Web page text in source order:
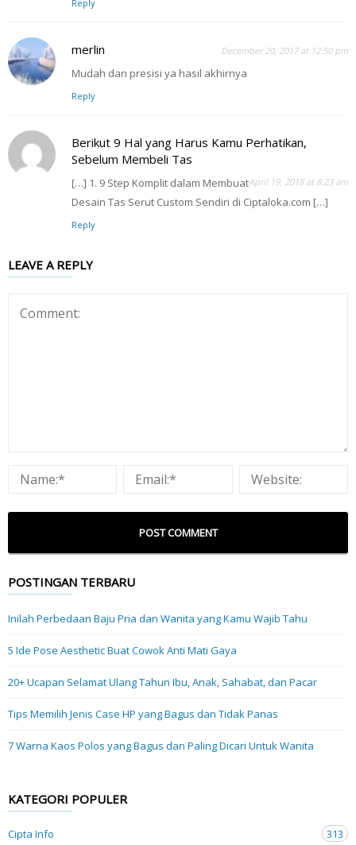
Reply
merlin December 20, 2017 at 12:50 pm
Mudah dan presisi ya hasil akhirnya
Reply
Berikut 9 Hal yang Harus Kamu Perhatikan,
Sebelum Membeli Tas
April 19, 2018 at 8:23 am
[…] 1. 9 Step Komplit dalam Membuat
Desain Tas Serut Custom Sendiri di Ciptaloka.com […]
Reply
LEAVE A REPLY
POSTINGAN TERBARU
Inilah Perbedaan Baju Pria dan Wanita yang Kamu Wajib Tahu
5 Ide Pose Aesthetic Buat Cowok Anti Mati Gaya
20+ Ucapan Selamat Ulang Tahun Ibu, Anak, Sahabat, dan Pacar
Tips Memilih Jenis Case HP yang Bagus dan Tidak Panas
7 Warna Kaos Polos yang Bagus dan Paling Dicari Untuk Wanita
KATEGORI POPULER
Cipta Info
313